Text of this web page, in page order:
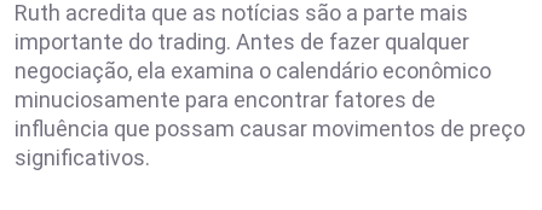
Ruth acredita que as notícias são a parte mais
importante do trading. Antes de fazer qualquer
negociação, ela examina o calendário econômico
minuciosamente para encontrar fatores de
influência que possam causar movimentos de preço
significativos.